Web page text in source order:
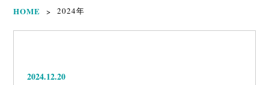
HOME > 2024年
2024.12.20